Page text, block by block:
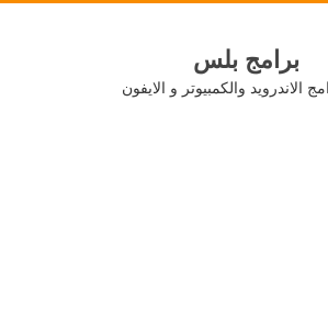
برامج بلس
الاندرويد والكمبيوتر و الايفون